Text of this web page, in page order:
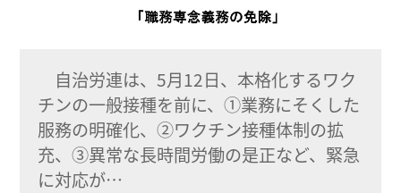
自治労連は、5月12日、本格化するワク
チンの一般接種を前に、①業務にそくした
服務の明確化、②ワクチン接種体制の拡
充、③異常な長時間労働の是正など、緊急
に対応が…